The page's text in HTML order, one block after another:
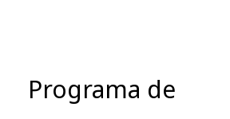
Programa de